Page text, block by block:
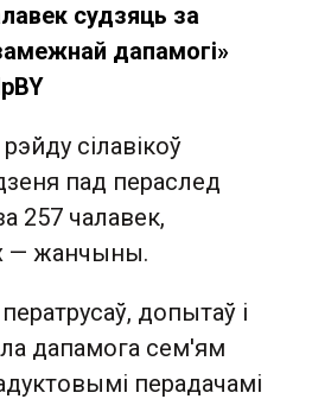
судзяць за
дапамогі»
сілавікоў
пад пераслед
257 чалавек,
— жанчыны.
допытаў і
дапамога сем'ям
перадачамі